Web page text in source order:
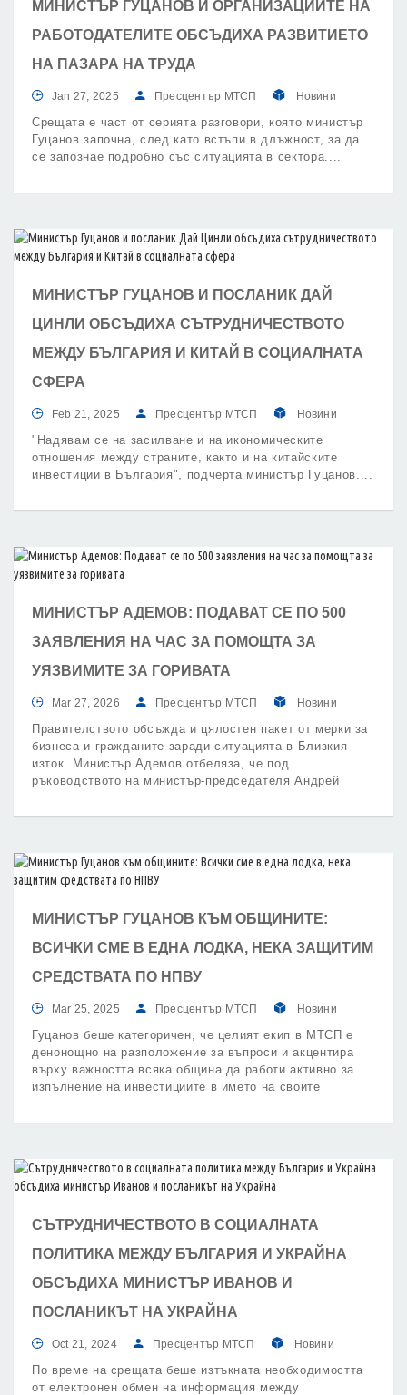
МИНИСТЪР ГУЦАНОВ И ОРГАНИЗАЦИИТЕ НА
РАБОТОДАТЕЛИТЕ ОБСЪДИХА РАЗВИТИЕТО
НА ПАЗАРА НА ТРУДА
Jan 27, 2025 Пресцентър МТСП Новини
Срещата е част от серията разговори, която министър
Гуцанов започна, след като встъпи в длъжност, за да
се запознае подробно със ситуацията в сектора.
МИНИСТЪР ГУЦАНОВ И ПОСЛАНИК ДАЙ
ЦИНЛИ ОБСЪДИХА СЪТРУДНИЧЕСТВОТО
МЕЖДУ БЪЛГАРИЯ И КИТАЙ В СОЦИАЛНАТA
СФЕРА
Feb 21, 2025 Пресцентър МТСП Новини
"Надявам се на засилване и на икономическите
отношения между страните, както и на китайските
инвестиции в България", подчерта министър Гуцанов.
МИНИСТЪР АДЕМОВ: ПОДАВАТ СЕ ПО 500
ЗАЯВЛЕНИЯ НА ЧАС ЗА ПОМОЩТА ЗА
УЯЗВИМИТЕ ЗА ГОРИВАТА
Mar 27, 2026 Пресцентър МТСП Новини
Правителството обсъжда и цялостен пакет от мерки за
бизнеса и гражданите заради ситуацията в Близкия
изток. Министър Адемов отбеляза, че под
ръководството на министър-председателя Андрей
както и със социалните партньори – синдикати и
МИНИСТЪР ГУЦАНОВ КЪМ ОБЩИНИТЕ:
ВСИЧКИ СМЕ В ЕДНА ЛОДКА, НЕКА ЗАЩИТИМ
СРЕДСТВАТА ПО НПВУ
Mar 25, 2025 Пресцентър МТСП Новини
Гуцанов беше категоричен, че целият екип в МТСП е
денонощно на разположение за въпроси и акцентира
върху важността всяка община да работи активно за
изпълнение на инвестициите в името на своите
СЪТРУДНИЧЕСТВОТО В СОЦИАЛНАТА
ПОЛИТИКА МЕЖДУ БЪЛГАРИЯ И УКРАЙНА
ОБСЪДИХА МИНИСТЪР ИВАНОВ И
ПОСЛАНИКЪТ НА УКРАЙНА
Oct 21, 2024 Пресцентър МТСП Новини
По време на срещата беше изтъкната необходимостта
от електронен обмен на информация между